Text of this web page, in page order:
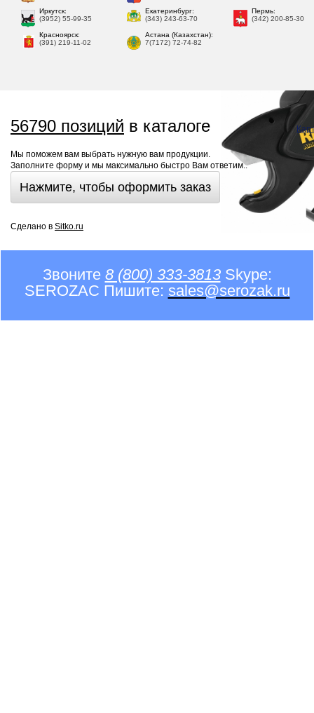
Иркутск:
(3952) 55-99-35
Екатеринбург:
(343) 243-63-70
Пермь:
(342) 200-85-30
Красноярск:
(391) 219-11-02
Астана (Казахстан):
7(7172) 72-74-82
56790 позиций в каталоге
Мы поможем вам выбрать нужную вам продукции.
Заполните форму и мы максимально быстро Вам ответим..
Нажмите, чтобы оформить заказ
Сделано в Sitko.ru
Звоните 8 (800) 333-3813 Skype:
SEROZAC Пишите: sales@serozak.ru